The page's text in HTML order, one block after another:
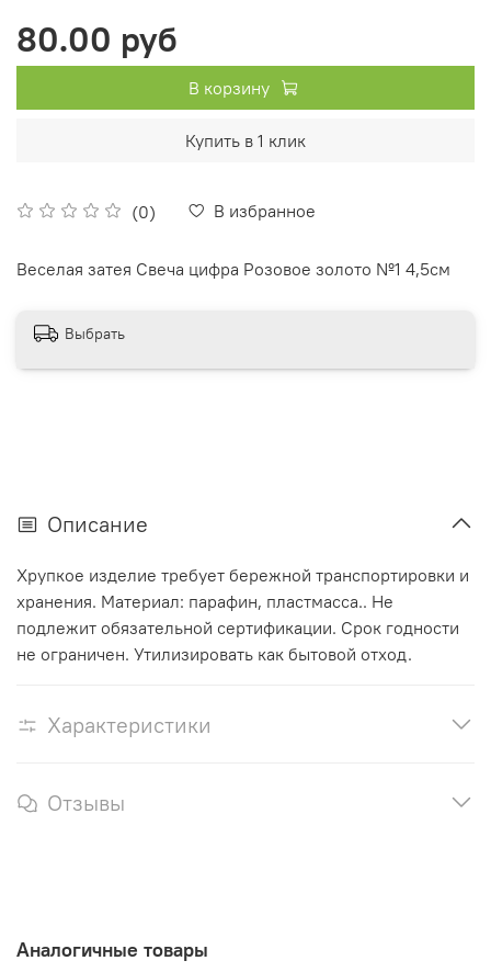
(0) В избранное
80.00 руб
В корзину
Купить в 1 клик
Веселая затея Свеча цифра Розовое золото №1 4,5см
Выбрать
Описание
Хрупкое изделие требует бережной транспортировки и
хранения. Материал: парафин, пластмасса.. Не
подлежит обязательной сертификации. Срок годности
не ограничен. Утилизировать как бытовой отход.
Характеристики
Отзывы
Аналогичные товары